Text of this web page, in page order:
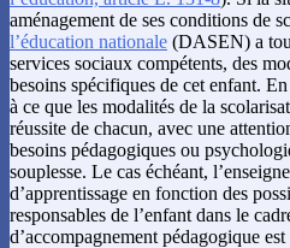
aménagement de ses conditions de
l’éducation nationale (DASEN) a
services sociaux compétents, des
besoins spécifiques de cet enfant.
à ce que les modalités de la
réussite de chacun, avec une
besoins pédagogiques ou
souplesse. Le cas échéant,
d’apprentissage en fonction des
responsables de l’enfant dans le
d’accompagnement pédagogique